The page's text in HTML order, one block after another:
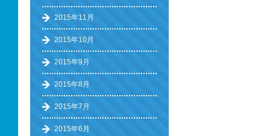
2015年11月
2015年10月
2015年9月
2015年8月
2015年7月
2015年6月